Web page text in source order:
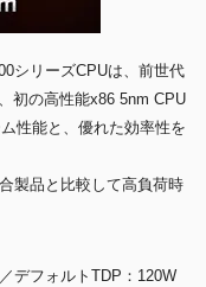
シリーズCPUは、前世代
初の高性能x86 5nm CPU
性能と、優れた効率性を
製品と比較して高負荷時
デフォルトTDP：120W